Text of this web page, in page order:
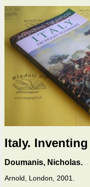
Italy.
Doumanis, Nicholas.
Arnold, London, 2001.